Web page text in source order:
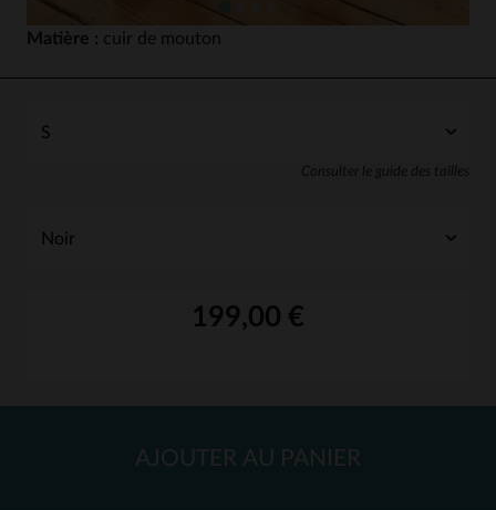
Matière : cuir de mouton
Consulter le guide des tailles
199,00 €
AJOUTER AU PANIER